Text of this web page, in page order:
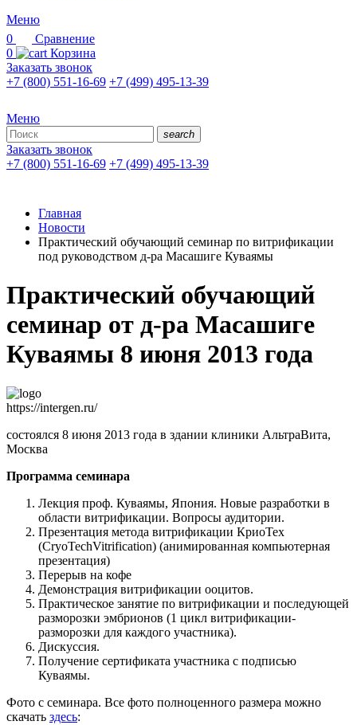
Меню
0
Сравнение
0
Корзина
Заказать звонок
+7 (800) 551-16-69 +7 (499) 495-13-39
Меню
search
Заказать звонок
+7 (800) 551-16-69 +7 (499) 495-13-39
Главная
Новости
Практический обучающий семинар по витрификации
под руководством д-ра Масашиге Куваямы
Практический обучающий
семинар от д-ра Масашиге
Куваямы 8 июня 2013 года
https://intergen.ru/
состоялся 8 июня 2013 года в здании клиники АльтраВита,
Москва
Программа семинара
Лекция проф. Куваямы, Япония. Новые разработки в
области витрификации. Вопросы аудитории.
Презентация метода витрификации КриоТех
(CryoTechVitrification) (анимированная компьютерная
презентация)
Перерыв на кофе
Демонстрация витрификации ооцитов.
Практическое занятие по витрификации и последующей
разморозки эмбрионов (1 цикл витрификации-
разморозки для каждого участника).
Дискуссия.
Получение сертификата участника с подписью
Куваямы.
Фото с семинара. Все фото полноценного размера можно
скачать здесь: